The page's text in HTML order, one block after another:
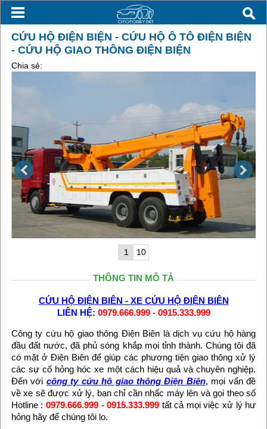
CỨU HỘ ĐIỆN BIỆN - CỨU HỘ Ô TÔ ĐIỆN BIỆN
- CỨU HỘ GIAO THÔNG ĐIỆN BIỆN
Chia sẻ:
1 10
THÔNG TIN MÔ TẢ
CỨU HỘ ĐIỆN BIÊN - XE CỨU HỘ ĐIỆN BIÊN
LIÊN HỆ: 0979.666.999 - 0915.333.999
Công ty cứu hộ giao thông Điện Biên là dịch vụ cứu hộ hàng
đầu đất nước, đã phủ sóng khắp mọi tỉnh thành. Chúng tôi đã
có mặt ở Điện Biên để giúp các phương tiện giao thông xử lý
các sự cố hỏng hóc xe một cách hiệu quả và chuyên nghiệp.
Đến với công ty cứu hộ giao thông Điện Biên, mọi vấn đề
về xe sẽ được xử lý, bạn chỉ cần nhấc máy lên và gọi theo số
Hotline : 0979.666.999 - 0915.333.999 tất cả mọi việc xử lý hư
hỏng hãy để chúng tôi lo.